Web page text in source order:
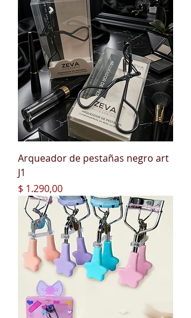
Arqueador de pestañas negro art
J1
Precio
$ 1.290,00